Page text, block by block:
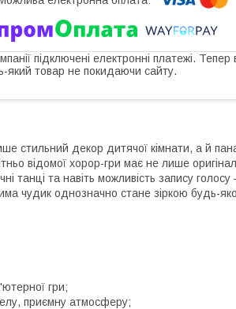
підключені електронні платежі.
який товар не покидаючи сайту.
стильний декор дитячої кімнати, а й
відомої хорор-гри має не лише
танці та навіть можливість запису
чудик однозначно стане зіркою будь-
гри;
приємну атмосферу;